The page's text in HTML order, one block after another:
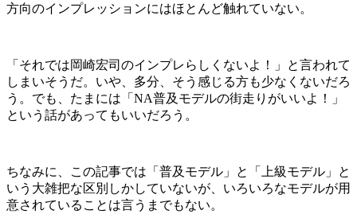
方向のインプレッションにはほとんど触れていない。
「それでは岡崎宏司のインプレらしくないよ！」と言われて
しまいそうだ。いや、多分、そう感じる方も少なくないだろ
う。でも、たまには「NA普及モデルの街走りがいいよ！」
という話があってもいいだろう。
ちなみに、この記事では「普及モデル」と「上級モデル」と
いう大雑把な区別しかしていないが、いろいろなモデルが用
意されていることは言うまでもない。